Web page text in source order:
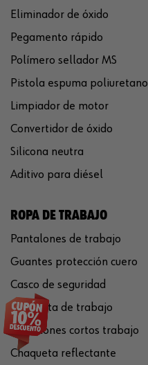
Eliminador de óxido
Pegamento rápido
Polímero sellador MS
Pistola espuma poliuretano
Limpiador de motor
Convertidor de óxido
Silicona neutra
Aditivo para diésel
ROPA DE TRABAJO
Pantalones de trabajo
Guantes protección cuero
Casco de seguridad
Chaqueta de trabajo
Pantalones cortos trabajo
Chaqueta reflectante